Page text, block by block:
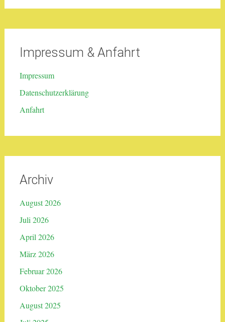
Impressum & Anfahrt
Impressum
Datenschutzerklärung
Anfahrt
Archiv
August 2026
Juli 2026
April 2026
März 2026
Februar 2026
Oktober 2025
August 2025